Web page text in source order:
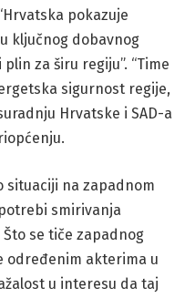
pokazuje
ključnog dobavnog
za širu regiju”. “Time
sigurnost regije,
Hrvatske i SAD-a
situaciji na zapadnom
smirivanja
se tiče zapadnog
određenim akterima u
u interesu da taj